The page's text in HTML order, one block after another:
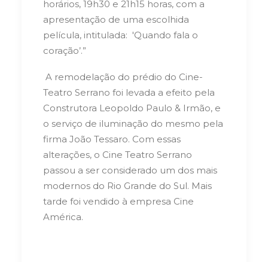
horários, 19h30 e 21h15 horas, com a
apresentação de uma escolhida
película, intitulada: 'Quando fala o
coração’.”
A remodelação do prédio do Cine-
Teatro Serrano foi levada a efeito pela
Construtora Leopoldo Paulo & Irmão, e
o serviço de iluminação do mesmo pela
firma João Tessaro. Com essas
alterações, o Cine Teatro Serrano
passou a ser considerado um dos mais
modernos do Rio Grande do Sul. Mais
tarde foi vendido à empresa Cine
América.